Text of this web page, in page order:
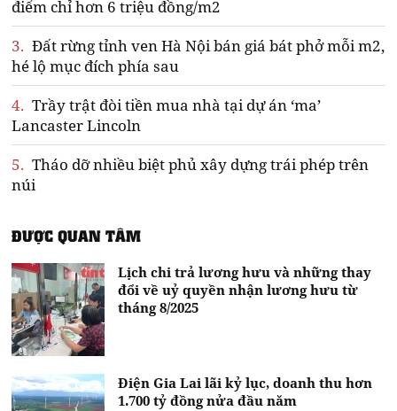
điểm chỉ hơn 6 triệu đồng/m2
3. Đất rừng tỉnh ven Hà Nội bán giá bát phở mỗi m2,
hé lộ mục đích phía sau
4. Trầy trật đòi tiền mua nhà tại dự án ‘ma’
Lancaster Lincoln
5. Tháo dỡ nhiều biệt phủ xây dựng trái phép trên
núi
ĐƯỢC QUAN TÂM
Lịch chi trả lương hưu và những thay
đổi về uỷ quyền nhận lương hưu từ
tháng 8/2025
Điện Gia Lai lãi kỷ lục, doanh thu hơn
1.700 tỷ đồng nửa đầu năm